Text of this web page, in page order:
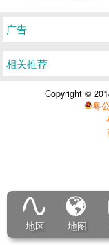
广告
相关推荐
Copyright ©
粤
地区 地图